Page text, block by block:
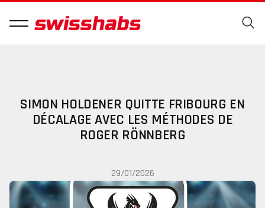
SIMON HOLDENER QUITTE FRIBOURG EN
DÉCALAGE AVEC LES MÉTHODES DE
ROGER RÖNNBERG
29/01/2026